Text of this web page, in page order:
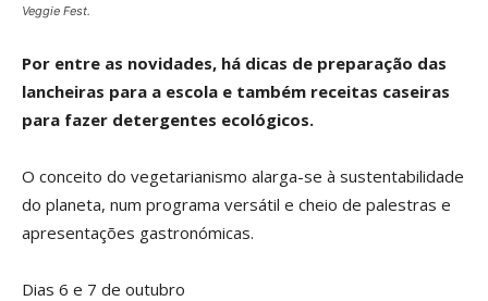
Veggie Fest.
Por entre as novidades, há dicas de preparação das
lancheiras para a escola e também receitas caseiras
para fazer detergentes ecológicos.
O conceito do vegetarianismo alarga-se à sustentabilidade
do planeta, num programa versátil e cheio de palestras e
apresentações gastronómicas.
Dias 6 e 7 de outubro